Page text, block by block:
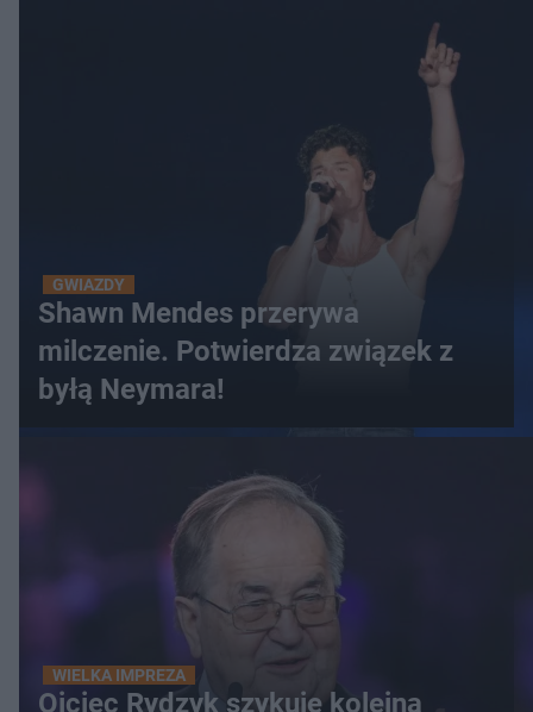
GWIAZDY
Shawn Mendes przerywa
milczenie. Potwierdza związek z
byłą Neymara!
WIELKA IMPREZA
Ojciec Rydzyk szykuje kolejną